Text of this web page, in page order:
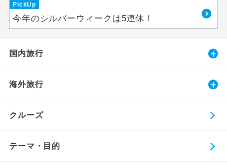
PickUp
今年のシルバーウィークは5連休！
国内旅行
海外旅行
クルーズ
テーマ・目的